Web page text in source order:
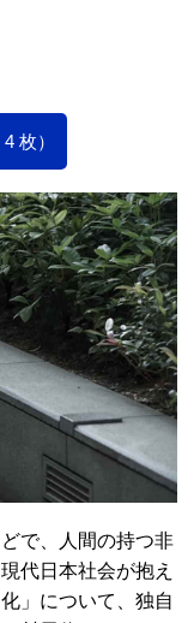
枚）
で、人間の持つ非
代日本社会が抱え
」について、独自